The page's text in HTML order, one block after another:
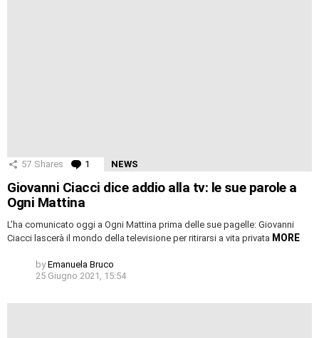
57 Shares 1 Comment
NEWS
Giovanni Ciacci dice addio alla tv: le sue parole a
Ogni Mattina
L’ha comunicato oggi a Ogni Mattina prima delle sue pagelle: Giovanni
Ciacci lascerà il mondo della televisione per ritirarsi a vita privata MORE
by Emanuela Bruco
25 Giugno 2021, 15:54